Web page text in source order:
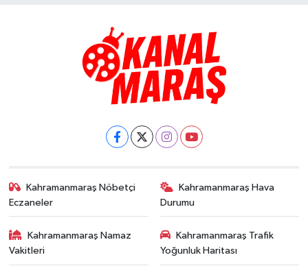
Kahramanmaraş Nöbetçi
Eczaneler
Kahramanmaraş Hava
Durumu
Kahramanmaraş Namaz
Vakitleri
Kahramanmaraş Trafik
Yoğunluk Haritası